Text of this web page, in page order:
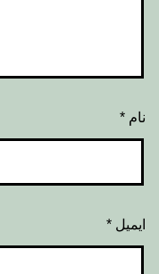
نام *
ایمیل *